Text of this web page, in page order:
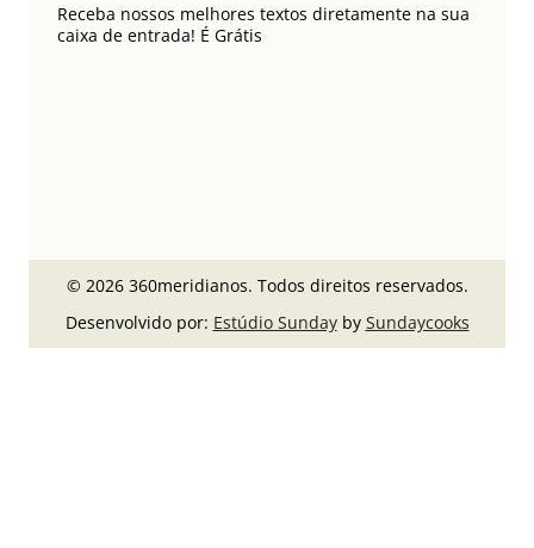
Receba nossos melhores textos diretamente na sua
caixa de entrada! É Grátis
© 2026 360meridianos. Todos direitos reservados.
Desenvolvido por: Estúdio Sundayby Sundaycooks